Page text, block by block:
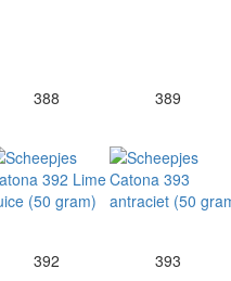
388 389
392 393